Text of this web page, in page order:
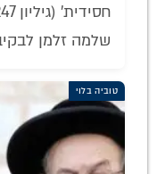
שלמה זלמן
טוביה בלוי